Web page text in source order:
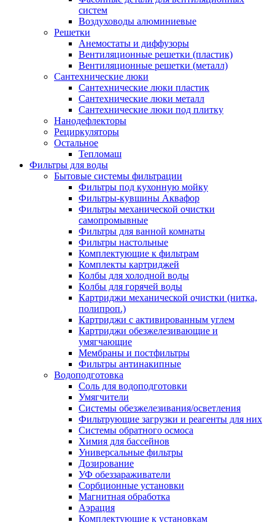
систем
Воздуховоды алюминиевые
Решетки
Анемостаты и диффузоры
Вентиляционные решетки (пластик)
Вентиляционные решетки (металл)
Сантехнические люки
Сантехнические люки пластик
Сантехнические люки металл
Сантехнические люки под плитку
Нанодефлекторы
Рециркуляторы
Остальное
Тепломаш
Фильтры для воды
Бытовые системы фильтрации
Фильтры под кухонную мойку
Фильтры-кувшины Аквафор
Фильтры механической очистки
самопромывные
Фильтры для ванной комнаты
Фильтры настольные
Комплектующие к фильтрам
Комплекты картриджей
Колбы для холодной воды
Колбы для горячей воды
Картриджи механической очистки (нитка,
полипроп.)
Картриджи с активированным углем
Картриджи обезжелезивающие и
умягчающие
Мембраны и постфильтры
Фильтры антинакипные
Водоподготовка
Соль для водоподготовки
Умягчители
Системы обезжелезивания/осветления
Фильтрующие загрузки и реагенты для них
Системы обратного осмоса
Химия для бассейнов
Универсальные фильтры
Дозирование
УФ обеззараживатели
Сорбционные установки
Магнитная обработка
Аэрация
Комплектующие к установкам